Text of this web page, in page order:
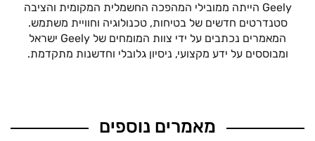
Geely הייתה ממובילי המהפכה החשמלית המקומית והציבה
סטנדרטים חדשים של בטיחות, טכנולוגיה וחוויית משתמש.
המאמרים נכתבים על ידי צוות המומחים של Geely ישראל
ומבוססים על ידע מקצועי, ניסיון גלובלי וחדשנות מתקדמת.
מאמרים נוספים